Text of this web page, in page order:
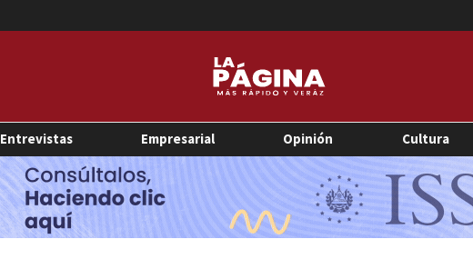
Entrevistas Empresarial Opinión Cultura